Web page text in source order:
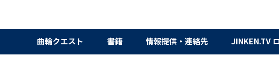
曲輪クエスト 書籍 情報提供・連絡先 JINKEN.TV